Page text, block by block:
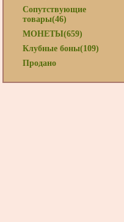
Сопутствующие
товары(46)
МОНЕТЫ(659)
Клубные боны(109)
Продано